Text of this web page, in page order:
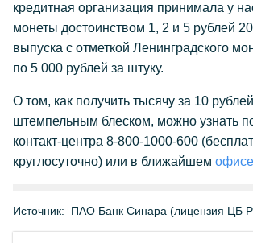
кредитная организация принимала у
монеты достоинством 1, 2 и 5 рублей
выпуска с отметкой Ленинградского
по 5 000 рублей за штуку.
О том, как получить тысячу за 10
штемпельным блеском, можно узнать
контакт-центра 8-800-1000-600
круглосуточно) или в ближайшем
Источник: ПАО Банк Синара (лицензия ЦБ